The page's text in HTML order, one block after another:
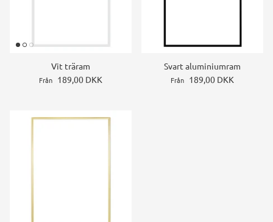
Vit träram
Från 189,00 DKK
Svart aluminiumram
Från 189,00 DKK